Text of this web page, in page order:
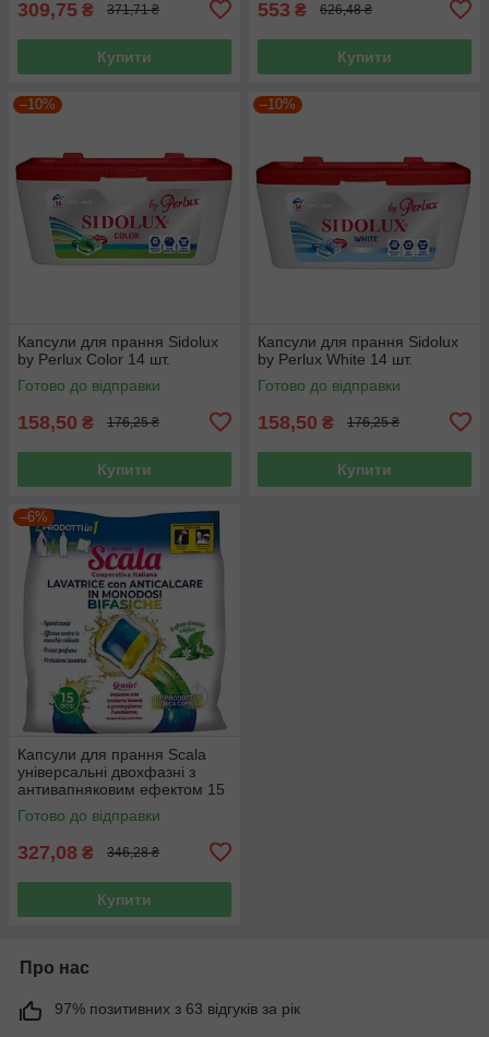
309,75 ₴ 371,71 ₴
Купити
553 ₴ 626,48 ₴
Купити
–10%
Капсули для прання Sidolux
by Perlux Color 14 шт.
Готово до відправки
158,50 ₴ 176,25 ₴
Купити
–10%
Капсули для прання Sidolux
by Perlux White 14 шт.
Готово до відправки
158,50 ₴ 176,25 ₴
Купити
–6%
Капсули для прання Scala
універсальні двохфазні з
антивапняковим ефектом 15
шт
Готово до відправки
327,08 ₴ 346,28 ₴
Купити
Про нас
97% позитивних з 63 відгуків за рік